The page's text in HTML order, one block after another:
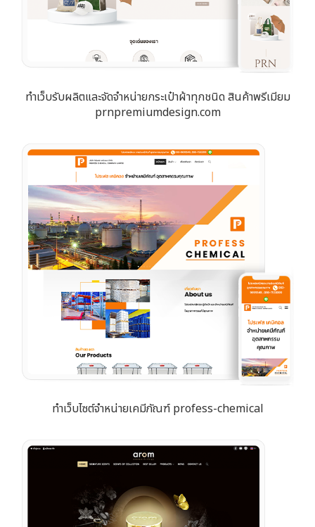
ทำเว็บรับผลิตและจัดจำหน่ายกระเป๋าผ้าทุกชนิด สินค้าพรีเมียม
prnpremiumdesign.com
ทำเว็บไซต์จำหน่ายเคมีภัณฑ์ profess-chemical